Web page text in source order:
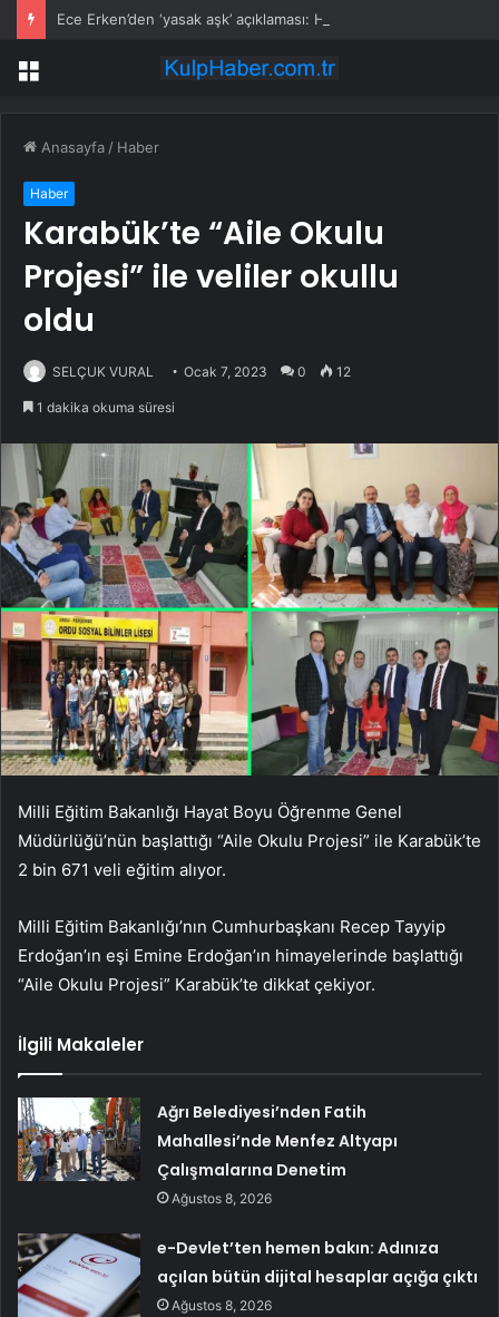
Menü
Anasayfa / Haber
Haber
Karabük’te “Aile Okulu
Projesi” ile veliler okullu
oldu
SELÇUK VURAL Ocak 7, 2023 0 12
1 dakika okuma süresi
Milli Eğitim Bakanlığı Hayat Boyu Öğrenme Genel
Müdürlüğü’nün başlattığı “Aile Okulu Projesi” ile Karabük’te
2 bin 671 veli eğitim alıyor.
Milli Eğitim Bakanlığı’nın Cumhurbaşkanı Recep Tayyip
Erdoğan’ın eşi Emine Erdoğan’ın himayelerinde başlattığı
“Aile Okulu Projesi” Karabük’te dikkat çekiyor.
İlgili Makaleler
Ağrı Belediyesi’nden Fatih
Mahallesi’nde Menfez Altyapı
Çalışmalarına Denetim
Ağustos 8, 2026
e-Devlet’ten hemen bakın: Adınıza
açılan bütün dijital hesaplar açığa çıktı
Ağustos 8, 2026